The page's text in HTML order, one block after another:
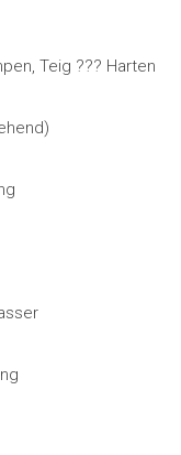
Teig ??? Harten